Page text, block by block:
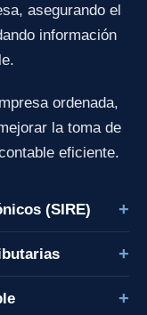
asegurando el
información
ordenada,
la toma de
eficiente.
(SIRE)